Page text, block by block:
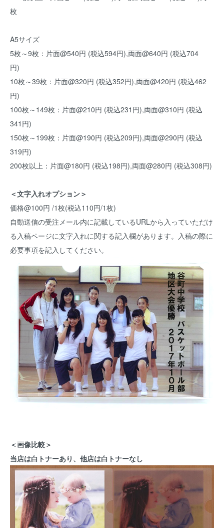
枚
A5サイズ
5枚～9枚：片面@540円 (税込594円),両面@640円 (税込704
円)
10枚～39枚：片面@320円 (税込352円),両面@420円 (税込462
円)
100枚～149枚：片面@210円 (税込231円),両面@310円 (税込
341円)
150枚～199枚：片面@190円 (税込209円),両面@290円 (税込
319円)
200枚以上：片面@180円 (税込198円),両面@280円 (税込308円)
＜文字入れオプション＞
価格@100円 /1枚(税込110円/1枚)
自動送信の受注メール内に記載しているURLから入っていただけ
る入稿ページに文字入れに関する記入欄があります。入稿の際に
必要事項を記入してください。
＜画像比較＞
当店は白トナーあり、他店は白トナーなし